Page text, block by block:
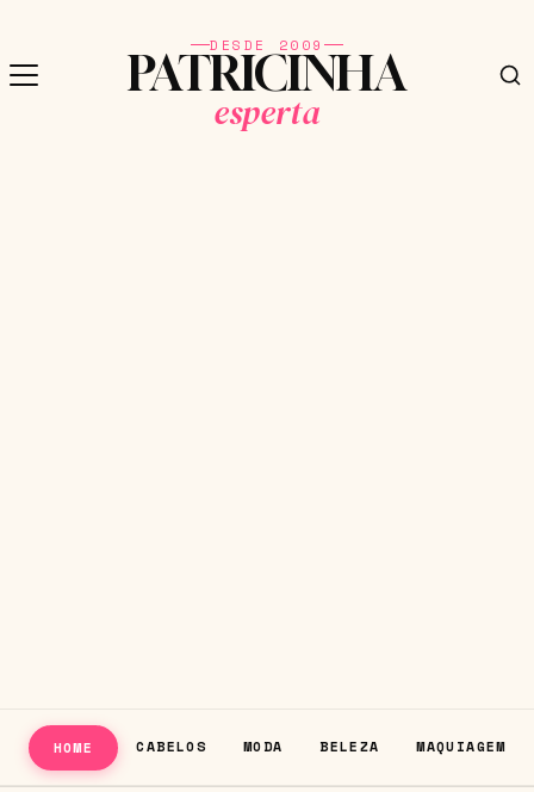
DESDE 2009
PATRICINHA
esperta
HOME CABELOS MODA BELEZA MAQUIAGEM